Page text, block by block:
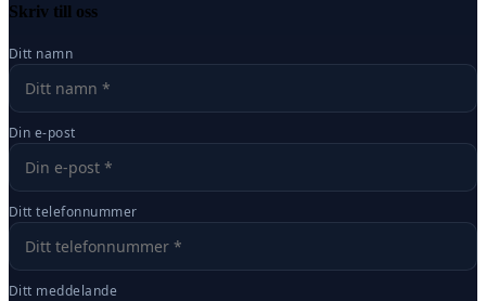
Skriv till oss
Ditt namn
Din e-post
Ditt telefonnummer
Ditt meddelande